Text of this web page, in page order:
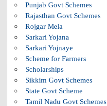
Punjab Govt Schemes
Rajasthan Govt Schemes
Rojgar Mela
Sarkari Yojana
Sarkari Yojnaye
Scheme for Farmers
Scholarships
Sikkim Govt Schemes
State Govt Scheme
Tamil Nadu Govt Schemes